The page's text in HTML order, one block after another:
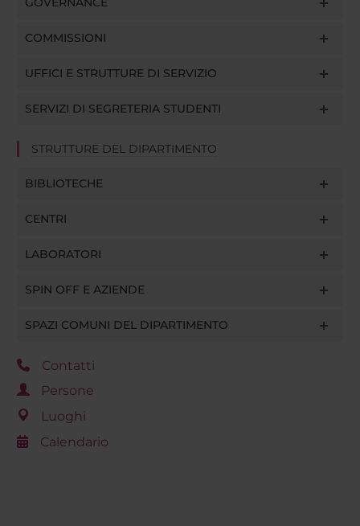
COMMISSIONI
UFFICI E STRUTTURE DI SERVIZIO
SERVIZI DI SEGRETERIA STUDENTI
STRUTTURE DEL DIPARTIMENTO
BIBLIOTECHE
CENTRI
LABORATORI
SPIN OFF E AZIENDE
SPAZI COMUNI DEL DIPARTIMENTO
Contatti
Persone
Luoghi
Calendario